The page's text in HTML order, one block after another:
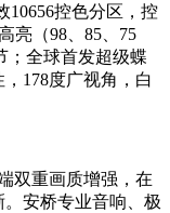
10656控色分区，控
亮（98、85、75
；全球首发超级蝶
178度广视角，白
双重画质增强，在
安桥专业音响、极